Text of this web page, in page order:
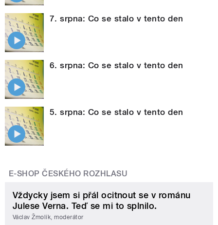
7. srpna: Co se stalo v tento den
6. srpna: Co se stalo v tento den
5. srpna: Co se stalo v tento den
E-SHOP ČESKÉHO ROZHLASU
Vždycky jsem si přál ocitnout se v románu
Julese Verna. Teď se mi to splnilo.
Václav Žmolík, moderátor